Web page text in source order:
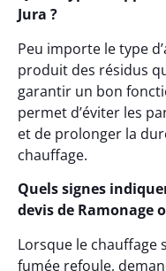
Jura ?
Peu importe le type
produit des résidus
garantir un bon
permet d’éviter les
et de prolonger la
chauffage.
Quels signes
devis de Ramonage
Lorsque le chauffage
fumée refoule,